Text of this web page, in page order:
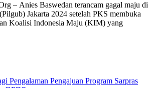
– Anies Baswedan terancam gagal maju di
Jakarta 2024 setelah PKS membuka
Koalisi Indonesia Maju (KIM) yang